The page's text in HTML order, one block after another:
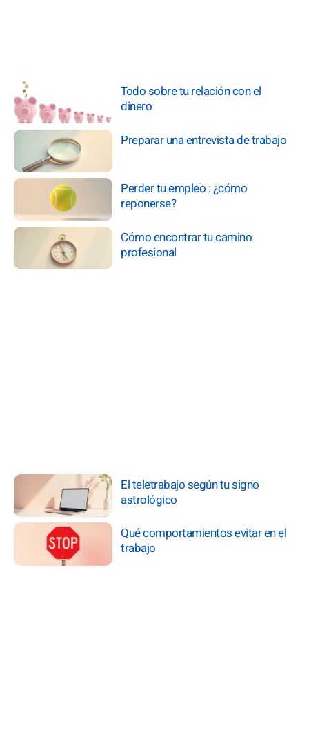
Todo sobre tu relación con el
dinero
Preparar una entrevista de trabajo
Perder tu empleo : ¿cómo
reponerse?
Cómo encontrar tu camino
profesional
El teletrabajo según tu signo
astrológico
Qué comportamientos evitar en el
trabajo